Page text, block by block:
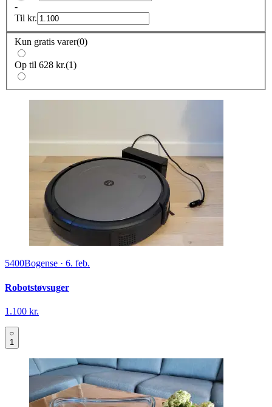
-
Til kr.
Kun gratis varer(0)
Op til 628 kr.(1)
5400Bogense · 6. feb.
Robotstøvsuger
1.100 kr.
1